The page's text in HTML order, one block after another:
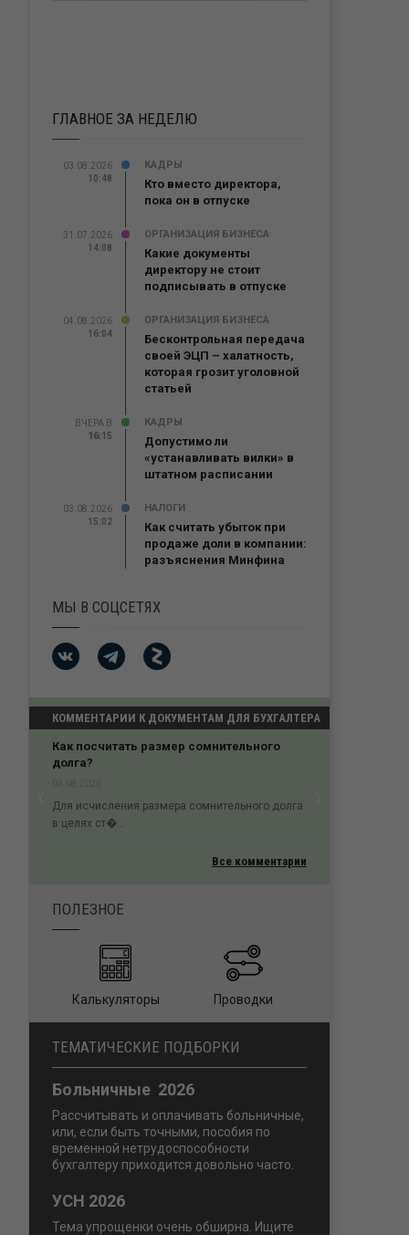
ГЛАВНОЕ ЗА НЕДЕЛЮ
03.08.2026
10:48
КАДРЫ
Кто вместо директора,
пока он в отпуске
31.07.2026
14:08
ОРГАНИЗАЦИЯ БИЗНЕСА
Какие документы
директору не стоит
подписывать в отпуске
04.08.2026
16:04
ОРГАНИЗАЦИЯ БИЗНЕСА
Бесконтрольная передача
своей ЭЦП – халатность,
которая грозит уголовной
статьей
ВЧЕРА В
16:15
16:15
КАДРЫ
Допустимо ли
«устанавливать вилки» в
штатном расписании
03.08.2026
15:02
НАЛОГИ
Как считать убыток при
продаже доли в компании:
разъяснения Минфина
МЫ В СОЦСЕТЯХ
КОММЕНТАРИИ К ДОКУМЕНТАМ ДЛЯ БУХГАЛТЕРА
Как посчитать размер сомнительного
Для исчисления размера сомнительного долга
в целях ст�...
Проигрыш в кассации
Пропуск трехмесячного
Previous
Все комментарии
ПОЛЕЗНОЕ
Калькуляторы Проводки
ТЕМАТИЧЕСКИЕ ПОДБОРКИ
Больничные 2026
Рассчитывать и оплачивать больничные,
или, если быть точными, пособия по
временной нетрудоспособности
бухгалтеру приходится довольно часто.
УСН 2026
Тема упрощенки очень обширна. Ищите